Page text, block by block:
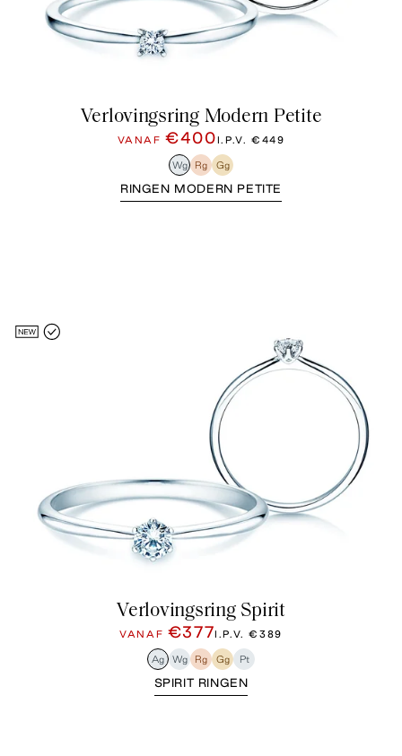
Verlovingsring Modern Petite
VANAF€400 I.P.V. €449
Wg Rg Gg
RINGEN MODERN PETITE
Verlovingsring Spirit
VANAF €377I.P.V.€389
Ag Wg Rg Gg Pt
SPIRIT RINGEN